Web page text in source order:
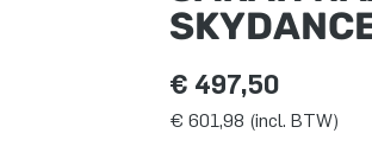
€ 497,50
€ 601,98 (incl. BTW)